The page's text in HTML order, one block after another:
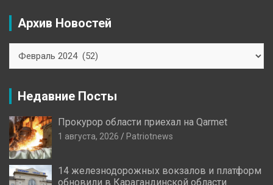
Архив Новостей
Новостей
Недавние Посты
Прокурор области приехал на Qarmet
1 августа, 2026 Patriotnews
14 железнодорожных вокзалов и платформ
обновили в Карагандинской области